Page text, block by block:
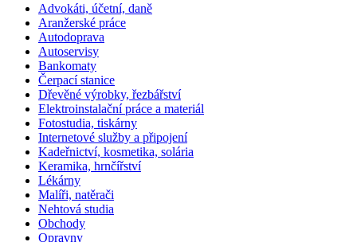
Advokáti, účetní, daně
Aranžerské práce
Autodoprava
Autoservisy
Bankomaty
Čerpací stanice
Dřevěné výrobky, řezbářství
Elektroinstalační práce a materiál
Fotostudia, tiskárny
Internetové služby a připojení
Kadeřnictví, kosmetika, solária
Keramika, hrnčířství
Lékárny
Malíři, natěrači
Nehtová studia
Obchody
Opravny